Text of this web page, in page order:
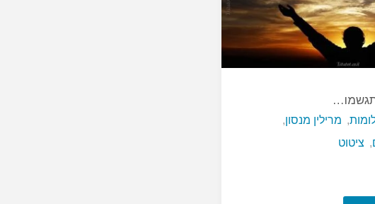
, מרילין מנסון,
, ציטוט